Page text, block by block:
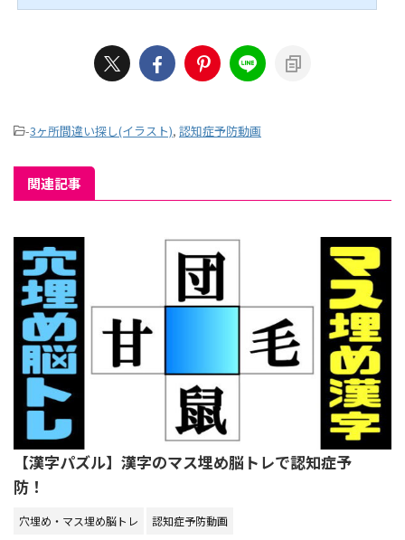
-3ヶ所間違い探し(イラスト), 認知症予防動画
関連記事
【漢字パズル】漢字のマス埋め脳トレで認知症予
防！
穴埋め・マス埋め脳トレ 認知症予防動画